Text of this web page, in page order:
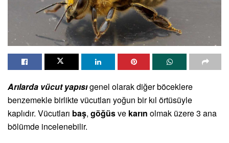
Arılarda vücut yapısıgenel olarak diğer böceklere
benzemekle birlikte vücutları yoğun bir kıl örtüsüyle
kaplıdır. Vücutları baş, göğüsve karın olmak üzere 3 ana
bölümde incelenebilir.